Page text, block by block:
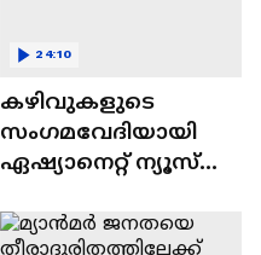
കഴിവുകളുടെ
സംഗമവേദിയായി
ഏഷ്യാനെറ്റ് ന്യൂസ്
സീസൺ 2
24:10